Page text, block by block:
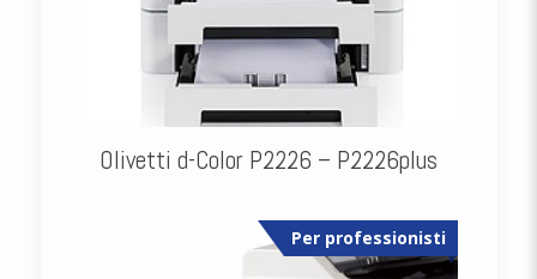
Olivetti d-Color P2226 – P2226plus
Per professionisti